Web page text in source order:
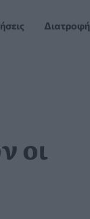
Διατροφή
οι